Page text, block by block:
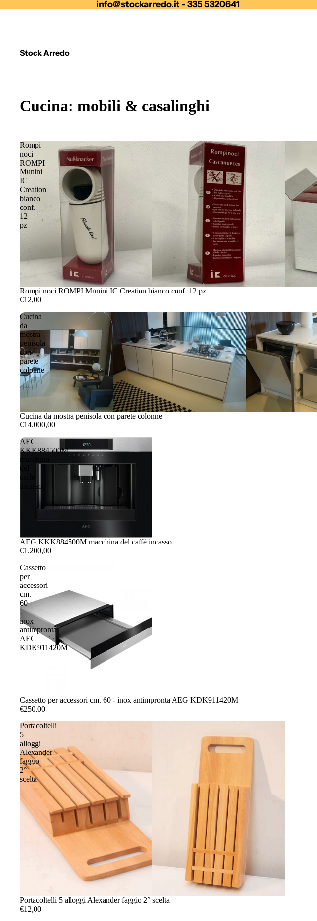
info@stockarredo.it - 335 5320641
Stock Arredo
Cucina: mobili & casalinghi
Rompi
noci
ROMPI
Munini
IC
Creation
bianco
conf.
12
pz
Rompi noci ROMPI Munini IC Creation bianco conf. 12 pz
€12,00
Cucina
da
mostra
penisola
con
parete
colonne
Cucina da mostra penisola con parete colonne
€14.000,00
AEG
KKK884500M
macchina
del
caffè
incasso
AEG KKK884500M macchina del caffè incasso
€1.200,00
Cassetto
per
accessori
cm.
60
-
inox
antimpronta
AEG
KDK911420M
Cassetto per accessori cm. 60 - inox antimpronta AEG KDK911420M
€250,00
Portacoltelli
5
alloggi
Alexander
faggio
2°
scelta
Portacoltelli 5 alloggi Alexander faggio 2° scelta
€12,00